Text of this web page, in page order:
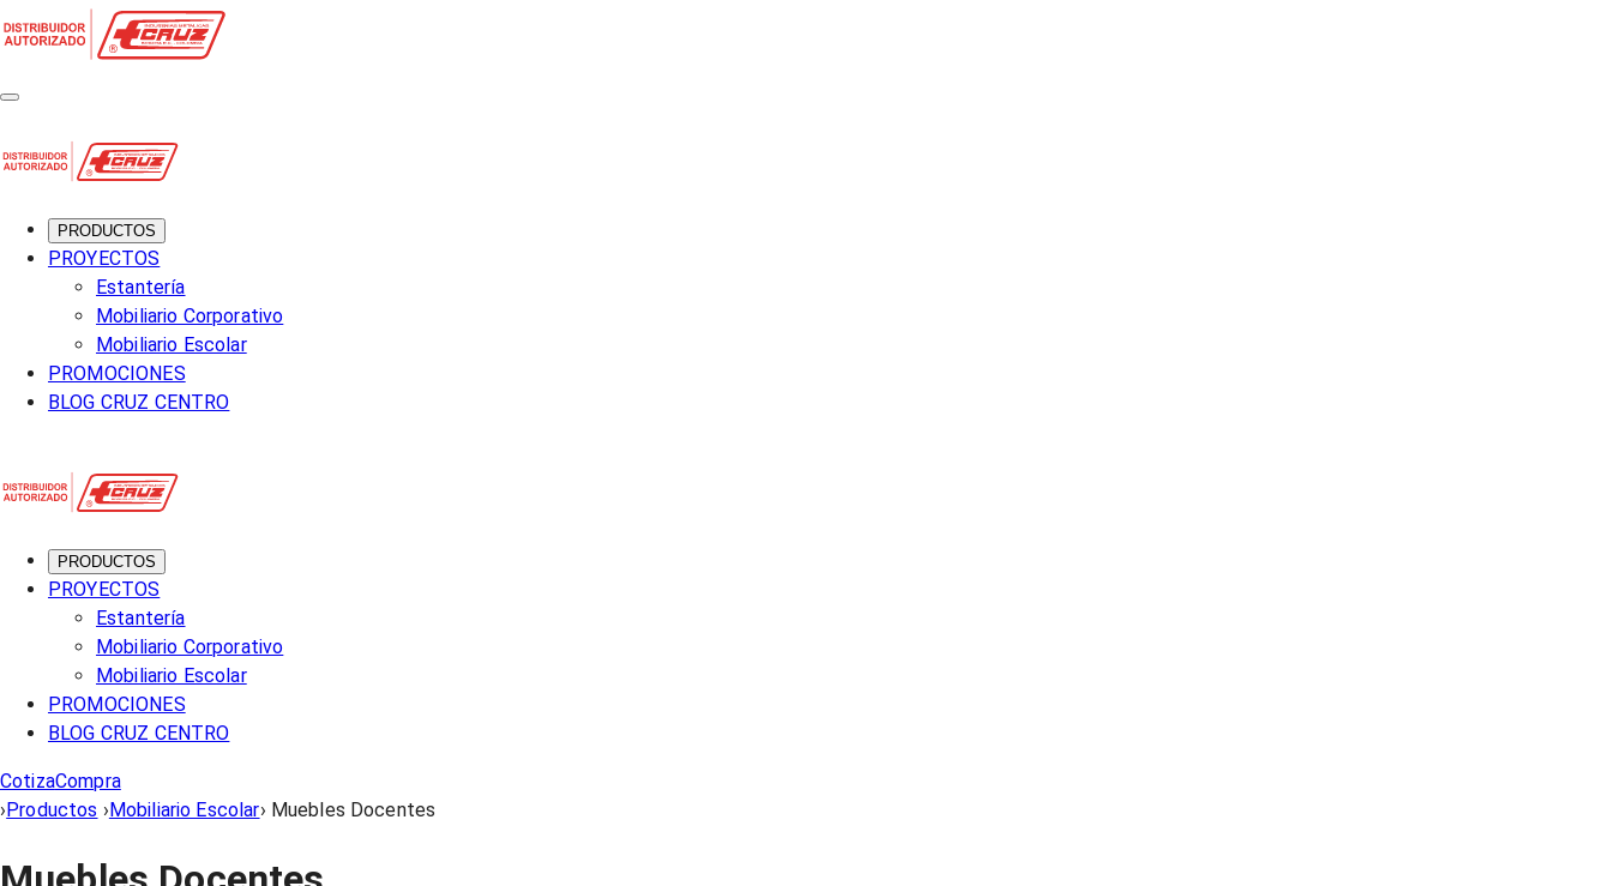
PRODUCTOS
PROYECTOS
Estantería
Mobiliario Corporativo
Mobiliario Escolar
PROMOCIONES
BLOG CRUZ CENTRO
PRODUCTOS
PROYECTOS
Estantería
Mobiliario Corporativo
Mobiliario Escolar
PROMOCIONES
BLOG CRUZ CENTRO
CotizaCompra
›Productos ›Mobiliario Escolar› Muebles Docentes